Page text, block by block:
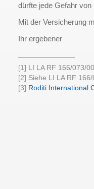
dürfte jede Gefahr
Mit der Versicherung
Ihr ergebener
[1] LI LA RF 166/073/
[2] Siehe LI LA RF
[3] Roditi International